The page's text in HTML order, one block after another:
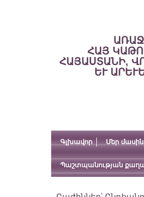
ՀԱՅ
ՀԱՅԱՍՏԱՆԻ,
ԵՒ
Գլխավոր Մեր մասին
Պաշտպանության